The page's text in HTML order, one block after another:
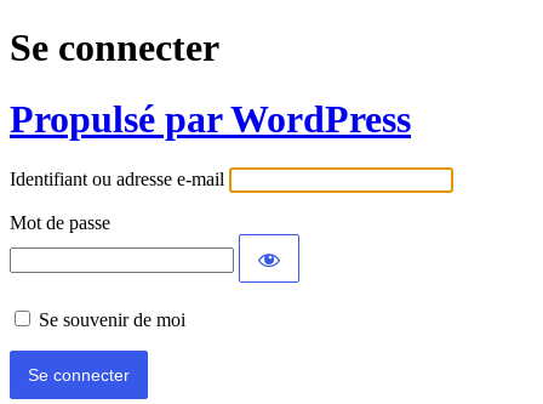
Se connecter
Propulsé par WordPress
Identifiant ou adresse e-mail
Mot de passe
Se souvenir de moi